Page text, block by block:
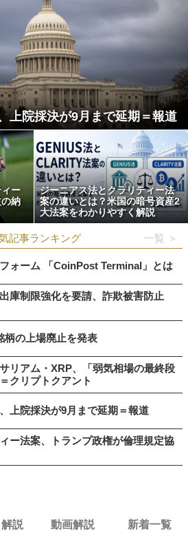
上院採決が9月まで延期＝報道
ー
納
ジーニアス法とクラリティー法
案の違いとは？米国の暗号資産2
大法案をわかりやすく解説
記事ランキング 一覧 ＞
ォーム 「CoinPost Terminal」とは
庫制限強化を要請、詐欺被害防止
柄の上場廃止を発表
リアム・XRP、「弱気相場の最終段
クリプトクアント
上院採決が9月まで延期＝報道
ー法案、トランプ政権が倫理規定協
説 動画解説 新着一覧